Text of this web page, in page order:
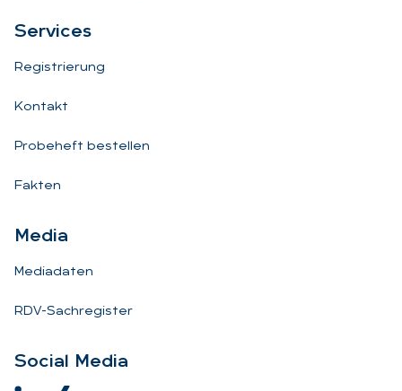
Ser­vices
Registrierung
Kontakt
Probeheft bestellen
Fakten
Me­dia
Mediadaten
RDV-Sachregister
So­ci­al Me­dia